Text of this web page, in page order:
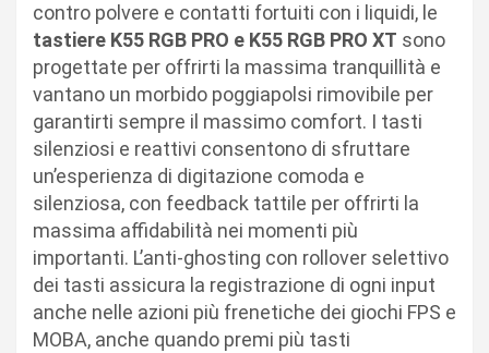
contro polvere e contatti fortuiti con i liquidi, le
tastiere K55 RGB PRO e K55 RGB PRO XT sono
progettate per offrirti la massima tranquillità e
vantano un morbido poggiapolsi rimovibile per
garantirti sempre il massimo comfort. I tasti
silenziosi e reattivi consentono di sfruttare
un’esperienza di digitazione comoda e
silenziosa, con feedback tattile per offrirti la
massima affidabilità nei momenti più
importanti. L’anti-ghosting con rollover selettivo
dei tasti assicura la registrazione di ogni input
anche nelle azioni più frenetiche dei giochi FPS e
MOBA, anche quando premi più tasti